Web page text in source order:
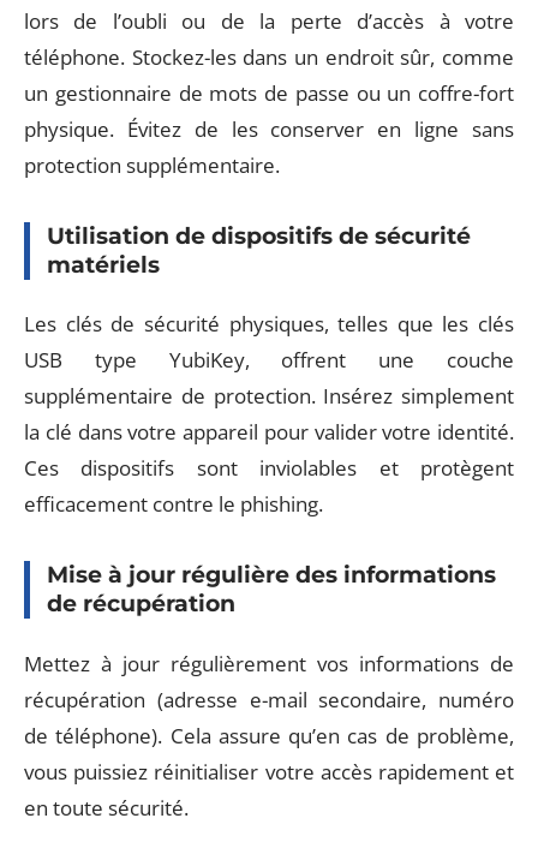
lors de l’oubli ou de la perte d’accès à votre
téléphone. Stockez-les dans un endroit sûr, comme
un gestionnaire de mots de passe ou un coffre-fort
physique. Évitez de les conserver en ligne sans
protection supplémentaire.
Utilisation de dispositifs de sécurité
matériels
Les clés de sécurité physiques, telles que les clés
USB type YubiKey, offrent une couche
supplémentaire de protection. Insérez simplement
la clé dans votre appareil pour valider votre identité.
Ces dispositifs sont inviolables et protègent
efficacement contre le phishing.
Mise à jour régulière des informations
de récupération
Mettez à jour régulièrement vos informations de
récupération (adresse e-mail secondaire, numéro
de téléphone). Cela assure qu’en cas de problème,
vous puissiez réinitialiser votre accès rapidement et
en toute sécurité.